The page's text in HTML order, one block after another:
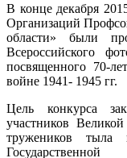
В конце декабря
Организаций
области» были
Всероссийского
посвященного 70-
войне 1941- 1945 гг.
Цель конкурса
участников
тружеников тыла